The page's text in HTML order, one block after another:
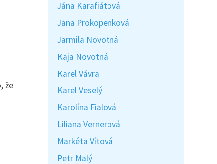
že
Jána Karafiátová
Jana Prokopenková
Jarmila Novotná
Kaja Novotná
Karel Vávra
Karel Veselý
Karolína Fialová
Liliana Vernerová
Markéta Vítová
Petr Malý